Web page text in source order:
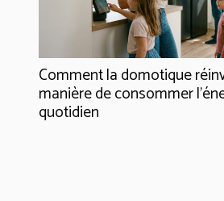
Comment la domotique
manière de consommer
quotidien